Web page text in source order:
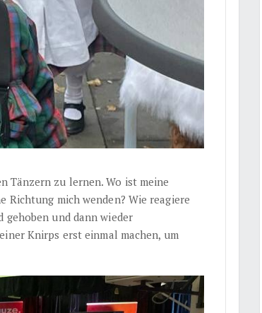
Tänzern zu lernen. Wo ist meine
Richtung mich wenden? Wie reagiere
gehoben und dann wieder
Knirps erst einmal machen, um